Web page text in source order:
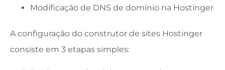
Modificação de DNS de domínio na Hostinger
A configuração do construtor de sites Hostinger
consiste em 3 etapas simples: